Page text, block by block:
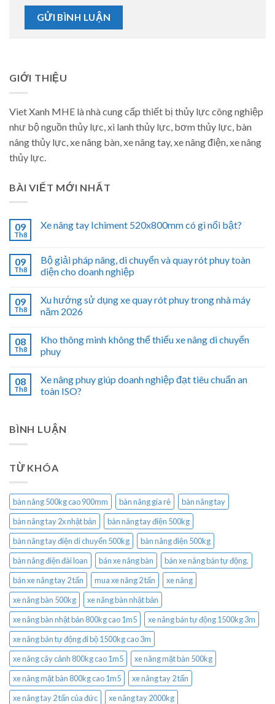
GIỚI THIỆU
Viet Xanh MHE là nhà cung cấp thiết bị thủy lực công nghiệp
như bộ nguồn thủy lực, xi lanh thủy lực, bơm thủy lực, bàn
nâng thủy lực, xe nâng bàn, xe nâng tay, xe nâng điện, xe nâng
thủy lực.
BÀI VIẾT MỚI NHẤT
09
Th8
Xe nâng tay Ichiment 520x800mm có gì nổi bật?
09
Th8
Bộ giải pháp nâng, di chuyển và quay rót phuy toàn
diện cho doanh nghiệp
09
Th8
Xu hướng sử dụng xe quay rót phuy trong nhà máy
năm 2026
08
Th8
Kho thông minh không thể thiếu xe nâng di chuyển
phuy
08
Th8
Xe nâng phuy giúp doanh nghiệp đạt tiêu chuẩn an
toàn ISO?
BÌNH LUẬN
TỪ KHÓA
bàn nâng 500kg cao 900mm bàn nâng gía rẻ
bàn nâng tay
bàn nâng tay 2x nhật bản
bàn nâng tay điện 500kg
bàn nâng tay điện di chuyển 500kg
bàn nâng điện 500kg
bàn nâng điện đài loan
bán xe nâng bàn
bán xe nâng bán tự động.
bán xe nâng tay 2 tấn
mua xe nâng 2 tấn
xe nâng
xe nâng bàn 500kg
xe nâng bàn nhật bản
xe nâng bàn nhật bản 800kg cao 1m5
xe nâng bán tự động 1500kg 3m
xe nâng bán tự động đi bộ 1500kg cao 3m
xe nâng cây cảnh 800kg cao 1m5
xe nâng mặt bàn 500kg
xe nâng mặt bàn 800kg cao 1m5
xe nâng tay 2 tấn
xe nâng tay 2 tấn của đức
xe nâng tay 2000kg